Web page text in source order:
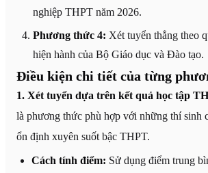
nghiệp THPT năm 2026.
Phương thức 4: Xét tuyển thẳng theo
hiện hành của Bộ Giáo dục và Đào tạo.
Điều kiện chi tiết của từng
1. Xét tuyển dựa trên kết quả học tập
là phương thức phù hợp với những thí sinh
ổn định xuyên suốt bậc THPT.
Cách tính điểm: Sử dụng điểm trung